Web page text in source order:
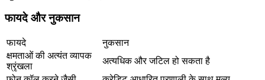
फायदे और नुकसान
फायदे
नुकसान
क्षमताओं की अत्यंत व्यापक
श्रृंखला
अत्यधिक और जटिल हो सकता है